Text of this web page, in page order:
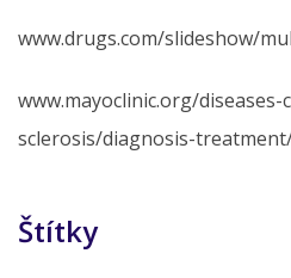
www.drugs.com/slideshow/
www.mayoclinic.org/
sclerosis/diagnosis-
Štítky